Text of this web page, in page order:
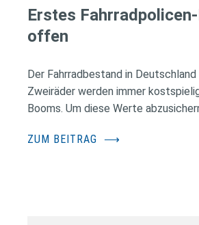
Erstes
offen
Der Fahrradbestand in
Zweiräder werden immer
Booms. Um diese Werte
ZUM BEITRAG ⟶